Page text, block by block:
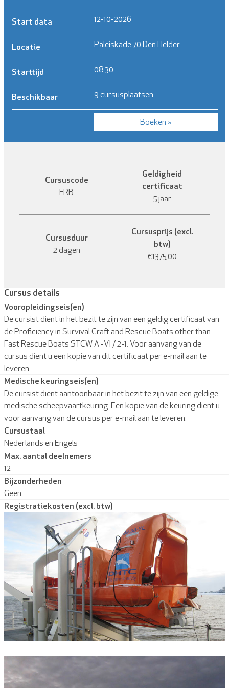
Start data 12-10-2026
Locatie Paleiskade 70 Den Helder
Starttijd 08:30
Beschikbaar 9 cursusplaatsen
Boeken »
Cursuscode
FRB
Geldigheid
certificaat
5 jaar
Cursusduur
2 dagen
Cursusprijs (excl.
btw)
€1375,00
Cursus details
Vooropleidingseis(en)
De cursist dient in het bezit te zijn van een geldig certificaat van
de Proficiency in Survival Craft and Rescue Boats other than
Fast Rescue Boats STCW A -VI / 2-1. Voor aanvang van de
cursus dient u een kopie van dit certificaat per e-mail aan te
leveren.
Medische keuringseis(en)
De cursist dient aantoonbaar in het bezit te zijn van een geldige
medische scheepvaartkeuring. Een kopie van de keuring dient u
voor aanvang van de cursus per e-mail aan te leveren.
Cursustaal
Nederlands en Engels
Max. aantal deelnemers
12
Bijzonderheden
Geen
Registratiekosten (excl. btw)